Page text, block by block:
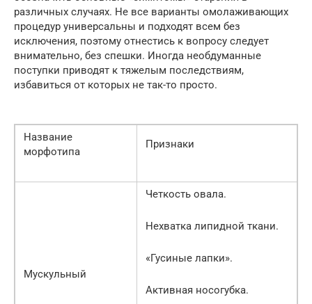
различных случаях. Не все варианты омолаживающих
процедур универсальны и подходят всем без
исключения, поэтому отнестись к вопросу следует
внимательно, без спешки. Иногда необдуманные
поступки приводят к тяжелым последствиям,
избавиться от которых не так-то просто.
Название
морфотипа
Признаки
Мускульный
Четкость овала.
Нехватка липидной ткани.
«Гусиные лапки».
Активная носогубка.